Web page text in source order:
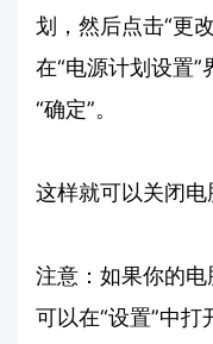
划，然后点击“更
在“电源计划设置”
“确定”。
这样就可以关闭电
注意：如果你的电
可以在“设置”中打